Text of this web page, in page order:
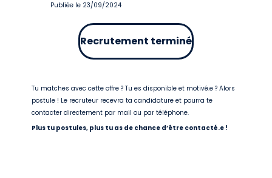
Publiée le 23/09/2024
Recrutement terminé
Tu matches avec cette offre ? Tu es disponible et motivé.e ? Alors
postule ! Le recruteur recevra ta candidature et pourra te
contacter directement par mail ou par téléphone.
Plus tu postules, plus tu as de chance d’être contacté.e !